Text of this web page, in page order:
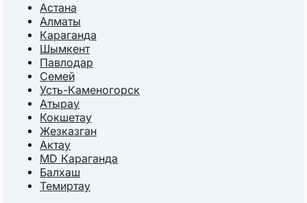
Астана
Алматы
Караганда
Шымкент
Павлодар
Семей
Усть-Каменогорск
Атырау
Кокшетау
Жезказган
Актау
MD Караганда
Балхаш
Темиртау